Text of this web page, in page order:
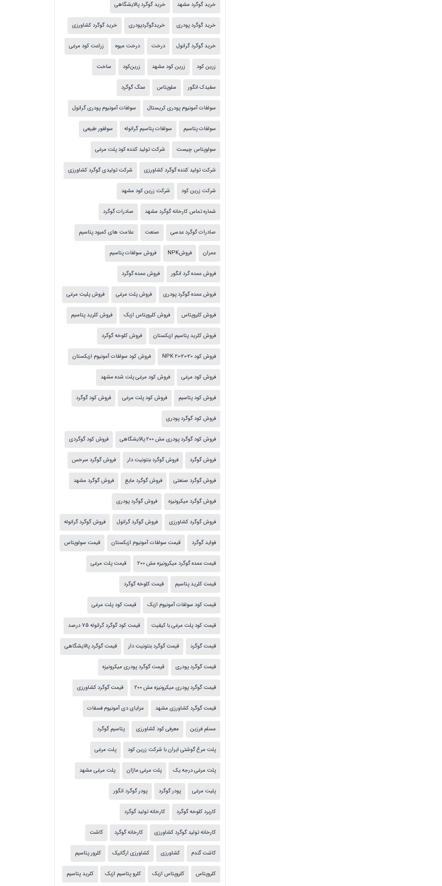
خرید گوگرد مشهد خرید گوگرد پالایشگاهی
خرید گوگرد پودری خریدگوگردپودری خرید گوگرد کشاورزی
خرید گوگرد گرانول درخت درخت میوه زراعت کود مرغی
زرین کود زرین کود مشهد زرین‌کود ساخت
سفیدک انگور سلوپتاس سنگ گوگرد
سولفات آمونیوم پودری کریستال سولفات آمونیوم پودری گرانول
سولفات پتاسیم سولفات پتاسیم گرانوله سولفور طبیعی
سولوپتاس چیست شرکت تولید کننده کود پلت مرغی
شرکت تولید کننده گوگرد کشاورزی شرکت تولیدی گوگرد کشاورزی
شرکت زرین کود شرکت زرین کود مشهد
شماره تماس کارخانه گوگرد مشهد صادرات گوگرد
صادرات گوگرد عدسی صنعت علامت های کمبود پتاسیم
عمران فروشNPK فروش سولفات پتاسیم
فروش عمده گرد انگور فروش عمده گوگرد
فروش عمده گوگرد پودری فروش پلت مرغی فروش پلیت مرغی
فروش کلروپتاس فروش کلروپتاس ازبک فروش کلرید پتاسیم
فروش کلرید پتاسیم ازبکستان فروش کلوخه گوگرد
فروش کود NPK 20-20-20 فروش کود سولفات آمونیوم ازبکستان
فروش کود مرغی فروش کود مرغی پلت شده مشهد
فروش کود پتاسیم فروش کود پلت مرغی فروش کود گوگرد
فروش کود گوگرد پودری
فروش کود گوگرد پودری مش 200 پالایشگاهی فروش کود گوگردی
فروش گوگرد فروش گوگرد بنتونیت دار فروش گوگرد سرخس
فروش گوگرد صنعتی فروش گوگرد مایع فروش گوگرد مشهد
فروش گوگرد میکرونیزه فروش گوگرد پودری
فروش گوگرد کشاورزی فروش گوگرد گرانول فروش گوگرد گرانوله
فواید گوگرد قیمت سولفات آمونیوم ازبکستان قیمت سولوپتاس
قیمت عمده گوگرد میکرونیزه مش 200 قیمت پلت مرغی
قیمت کلرید پتاسیم قیمت کلوخه گوگرد
قیمت کود سولفات آمونیوم ازبک قیمت کود پلت مرغی
قیمت کود پلت مرغی با کیفیت قیمت کود گوگرد گرانوله 75 درصد
قیمت گوگرد قیمت گوگرد بنتونیت دار قیمت گوگرد پالایشگاهی
قیمت گوگرد پودری قیمت گوگرد پودری میکرونیزه
قیمت گوگرد پودری میکرونیزه مش 200 قیمت گوگرد کشاورزی
قیمت گوگرد کشاورزی مشهد مزایای دی آمونیوم فسفات
مسلم فرزین معرفی کود کشاورزی پتاسیم گوگرد
پلت مرغ گوشتی ایران با شرکت زرین کود پلت مرغی
پلت مرغی درجه یک پلت مرغی ماژان پلت مرغی مشهد
پلیت مرغی پودر گوگرد پودر گوگرد انگور
کاربرد کلوخه گوگرد کارخانه تولید گوگرد
کارخانه تولید گوگرد کشاورزی کارخانه گوگرد کاشت
کاشت گندم کشاورزی کشاورزی ارگانیک کلرور پتاسیم
کلروپتاس کلروپتاس ازبک کلرو پتاسیم ازبک کلرید پتاسیم